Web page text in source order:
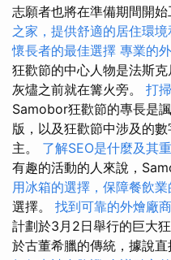
志願者也將在準備期間開始
之家，提供舒適的居住環
懷長者的最佳選擇 專業的
狂歡節的中心人物是法斯
灰燼之前就在篝火旁。 打
Samobor狂歡節的專長是
版，以及狂歡節中涉及的
主。 了解SEO是什麼及其
有趣的活動的人來說，
用冰箱的選擇，保障餐飲
選擇。 找到可靠的外燴廠
計劃於3月2日舉行的巨大
於古董希臘的傳統，據說